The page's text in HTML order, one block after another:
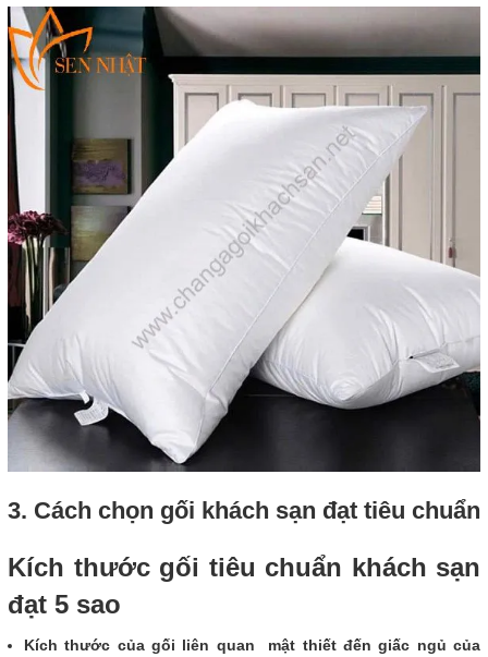
3. Cách chọn gối khách sạn đạt tiêu chuẩn
Kích thước gối tiêu chuẩn khách sạn
đạt 5 sao
Kích thước của gối liên quan mật thiết đến giấc ngủ của